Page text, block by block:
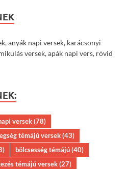
anyák napi versek, karácsonyi
versek, apák napi vers, rövid
versek(78)
témájú versek(43)
bölcsesség témájú(40)
témájú versek(27)